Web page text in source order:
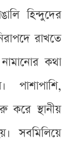
হিন্দুদের
রাখতে
নামানোর কথা
করে স্থানীয়
সবমিলিয়ে